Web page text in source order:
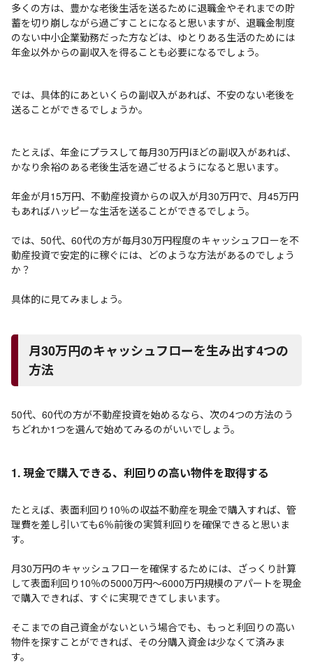
多くの方は、豊かな老後生活を送るために退職金やそれまでの貯
蓄を切り崩しながら過ごすことになると思いますが、退職金制度
のない中小企業勤務だった方などは、ゆとりある生活のためには
年金以外からの副収入を得ることも必要になるでしょう。
では、具体的にあといくらの副収入があれば、不安のない老後を
送ることができるでしょうか。
たとえば、年金にプラスして毎月30万円ほどの副収入があれば、
かなり余裕のある老後生活を過ごせるようになると思います。
年金が月15万円、不動産投資からの収入が月30万円で、月45万円
もあればハッピーな生活を送ることができるでしょう。
では、50代、60代の方が毎月30万円程度のキャッシュフローを不
動産投資で安定的に稼ぐには、どのような方法があるのでしょう
か？
具体的に見てみましょう。
月30万円のキャッシュフローを生み出す4つの
方法
50代、60代の方が不動産投資を始めるなら、次の4つの方法のう
ちどれか1つを選んで始めてみるのがいいでしょう。
1. 現金で購入できる、利回りの高い物件を取得する
たとえば、表面利回り10％の収益不動産を現金で購入すれば、管
理費を差し引いても6％前後の実質利回りを確保できると思いま
す。
月30万円のキャッシュフローを確保するためには、ざっくり計算
して表面利回り10％の5000万円～6000万円規模のアパートを現金
で購入できれば、すぐに実現できてしまいます。
そこまでの自己資金がないという場合でも、もっと利回りの高い
物件を探すことができれば、その分購入資金は少なくて済みま
す。